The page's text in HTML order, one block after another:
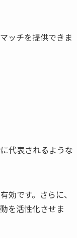
ッチを提供できま
代表されるような
です。さらに、
を活性化させま